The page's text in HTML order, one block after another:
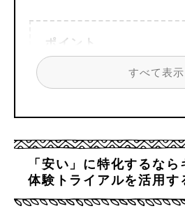
ポイント
3年連続口コミが良いNO1
すべて表示
「安い」に特化するな
体験トライアルを活用す